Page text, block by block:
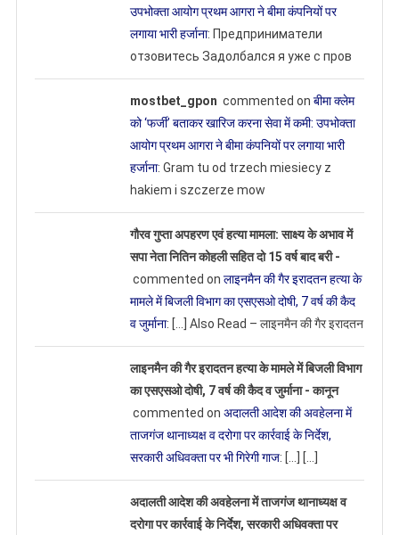
उपभोक्ता आयोग प्रथम आगरा ने बीमा कंपनियों पर
लगाया भारी हर्जाना: Предприниматели
отзовитесь Задолбался я уже с пров
mostbet_gpon commented onबीमा क्लेम
को ‘फर्जी’ बताकर खारिज करना सेवा में कमी: उपभोक्ता
आयोग प्रथम आगरा ने बीमा कंपनियों पर लगाया भारी
हर्जाना: Gram tu od trzech miesiecy z
hakiem i szczerze mow
गौरव गुप्ता अपहरण एवं हत्या मामला: साक्ष्य के अभाव में
सपा नेता नितिन कोहली सहित दो 15 वर्ष बाद बरी -
commented onलाइनमैन की गैर इरादतन हत्या के
मामले में बिजली विभाग का एसएसओ दोषी, 7 वर्ष की कैद
व जुर्माना: […] Also Read – लाइनमैन की गैर इरादतन
लाइनमैन की गैर इरादतन हत्या के मामले में बिजली विभाग
का एसएसओ दोषी, 7 वर्ष की कैद व जुर्माना - कानून
commented onअदालती आदेश की अवहेलना में
ताजगंज थानाध्यक्ष व दरोगा पर कार्रवाई के निर्देश,
सरकारी अधिवक्ता पर भी गिरेगी गाज: […] […]
अदालती आदेश की अवहेलना में ताजगंज थानाध्यक्ष व
दरोगा पर कार्रवाई के निर्देश, सरकारी अधिवक्ता पर